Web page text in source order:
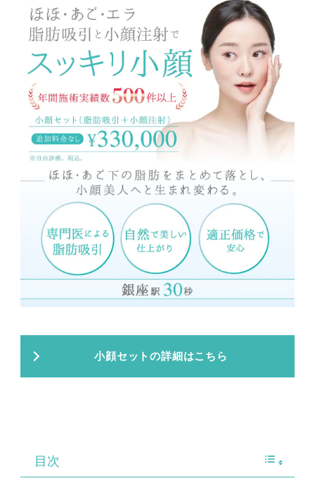
小顔セットの詳細はこちら
目次